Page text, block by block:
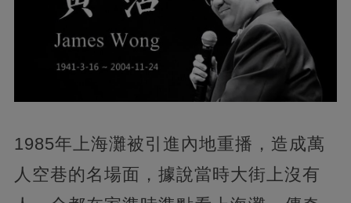
1985年上海灘被引進內地重播，造成萬
人空巷的名場面，據說當時大街上沒有